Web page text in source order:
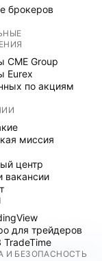
брокеров
CME Group
Eurex
по акциям
миссия
центр
вакансии
для трейдеров
И БЕЗОПАСНОСТЬ